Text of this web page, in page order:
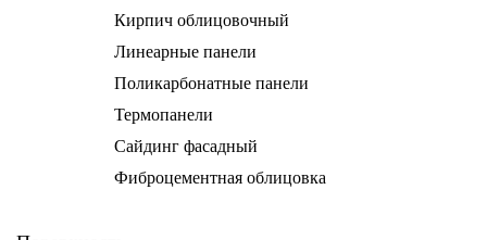
Кирпич облицовочный
Линеарные панели
Поликарбонатные панели
Термопанели
Сайдинг фасадный
Фиброцементная облицовка